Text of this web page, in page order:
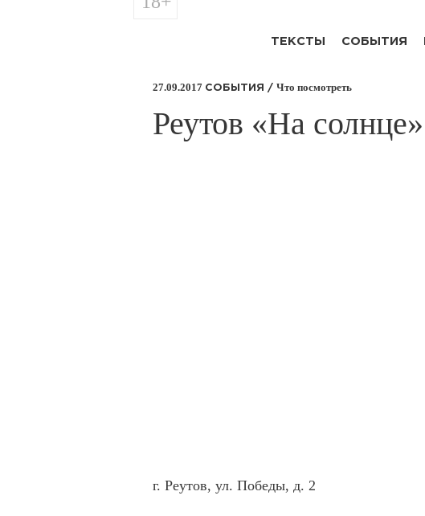
ТЕКСТЫ СОБЫТИЯ
27.09.2017 СОБЫТИЯ / Что посмотреть
Реутов «На солнце»
г. Реутов, ул. Победы, д. 2